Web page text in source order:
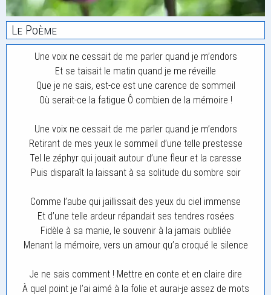
Le Poème
Une voix ne cessait de me parler quand je m’endors
Et se taisait le matin quand je me réveille
Que je ne sais, est-ce est une carence de sommeil
Où serait-ce la fatigue Ô combien de la mémoire !
Une voix ne cessait de me parler quand je m’endors
Retirant de mes yeux le sommeil d’une telle prestesse
Tel le zéphyr qui jouait autour d’une fleur et la caresse
Puis disparaît la laissant à sa solitude du sombre soir
Comme l’aube qui jaillissait des yeux du ciel immense
Et d’une telle ardeur répandait ses tendres rosées
Fidèle à sa manie, le souvenir à la jamais oubliée
Menant la mémoire, vers un amour qu’a croqué le silence
Je ne sais comment ! Mettre en conte et en claire dire
À quel point je l’ai aimé à la folie et aurai-je assez de mots